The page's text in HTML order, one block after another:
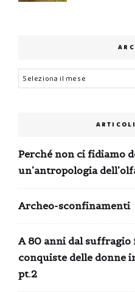
Archivi
Perché non ci fidiamo
un’antropologia
Archeo-sconfinamenti
A 80 anni dal suffragio
conquiste delle donne
pt.2